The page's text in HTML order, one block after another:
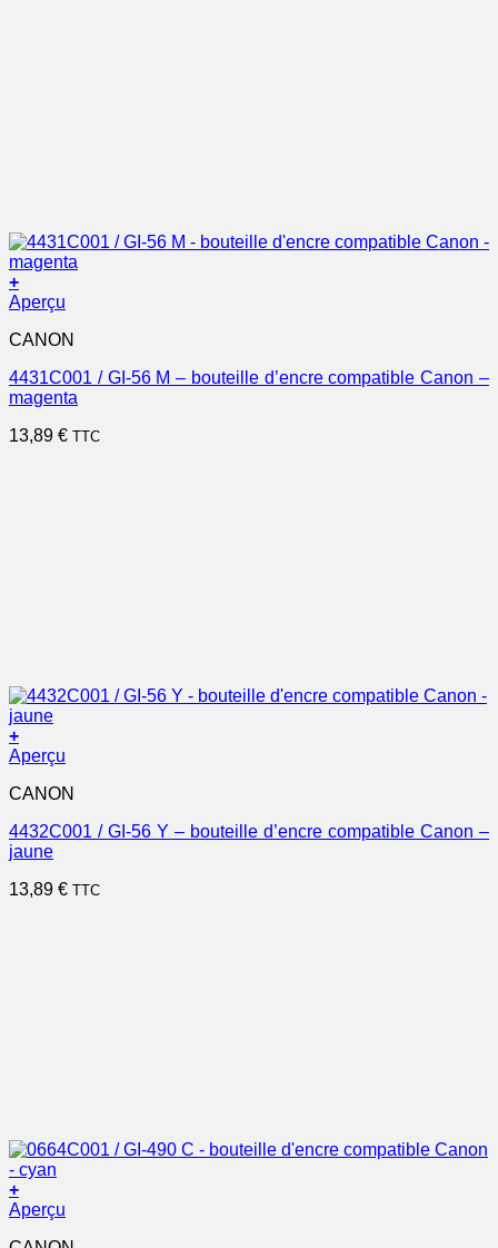
+
Aperçu
CANON
4431C001 / GI-56 M – bouteille d’encre compatible Canon –
magenta
13,89 € TTC
+
Aperçu
CANON
4432C001 / GI-56 Y – bouteille d’encre compatible Canon –
jaune
13,89 € TTC
+
Aperçu